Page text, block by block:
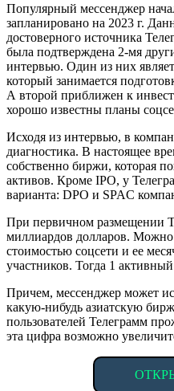
Популярный мессенджер
запланировано на 2023 г.
достоверного источника
была подтверждена 2-мя
интервью. Один из них
который занимается
А второй приближен к
хорошо известны планы
Исходя из интервью, в
диагностика. В настоящее
собственно биржи, которая
активов. Кроме IPO, у
варианта: DPO и SPAC
При первичном размещении
миллиардов долларов. Можно
стоимостью соцсети и ее
участников. Тогда 1
Причем, мессенджер может
какую-нибудь азиатскую
пользователей Телеграмм
эта цифра возможно